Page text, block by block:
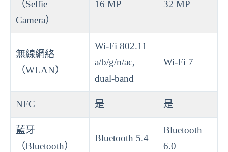
（Selfie
Camera）
16 MP 32 MP
無線網絡
（WLAN）
Wi-Fi 802.11
a/b/g/n/ac,
dual-band
Wi-Fi 7
NFC 是 是
藍牙
（Bluetooth）
Bluetooth 5.4
Bluetooth
6.0